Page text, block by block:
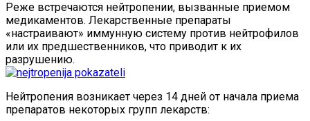
Реже встречаются нейтропении, вызванные приемом
медикаментов. Лекарственные препараты
«настраивают» иммунную систему против нейтрофилов
или их предшественников, что приводит к их
разрушению.
Нейтропения возникает через 14 дней от начала приема
препаратов некоторых групп лекарств: